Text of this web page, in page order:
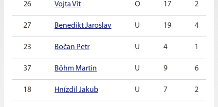
26 Vojta Vít O 17 2
27 Benedikt Jaroslav U 19 4
23 Bočan Petr U 4 1
37 Böhm Martin U 9 6
18 Hnízdil Jakub U 7 2